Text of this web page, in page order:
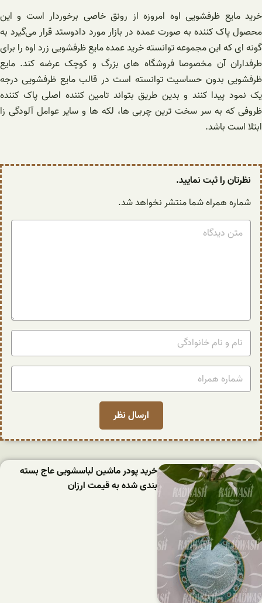
خرید مایع ظرفشویی اوه امروزه از رونق خاصی برخوردار است و این
محصول پاک کننده به صورت عمده در بازار مورد دادوستد قرار می‌گیرد به
گونه ای که این مجموعه توانسته خرید عمده مایع ظرفشویی زرد اوه را برای
طرفداران آن مخصوصا فروشگاه های بزرگ و کوچک عرضه کند. مایع
ظرفشویی بدون حساسیت توانسته است در قالب مایع ظرفشویی درجه
یک نمود پیدا کنند و بدین طریق بتواند تامین کننده اصلی پاک کننده
ظروفی که به سر سخت ترین چربی ها، لکه ها و سایر عوامل آلودگی زا
ابتلا است باشد.
نظرتان را ثبت نمایید.
شماره همراه شما منتشر نخواهد شد.
خرید پودر ماشین لباسشویی عاج بسته
بندی شده به قیمت ارزان